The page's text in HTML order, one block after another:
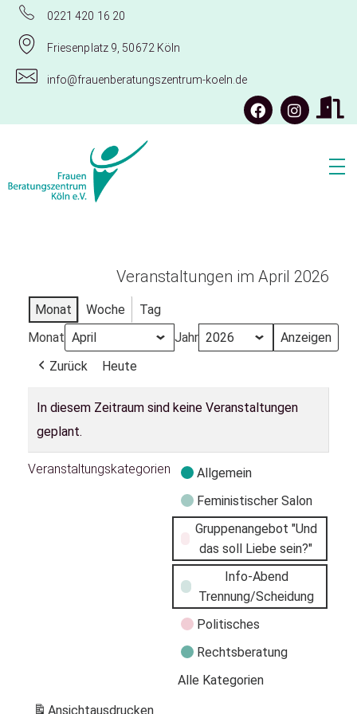
0221 420 16 20
Friesenplatz 9, 50672 Köln
info@frauenberatungszentrum-koeln.de
Veranstaltungen im April 2026
Monat Woche
Tag
Monat
Jahr
Zurück
Heute
In diesem Zeitraum sind keine Veranstaltungen
geplant.
Veranstaltungskategorien
Allgemein
Feministischer Salon
Gruppenangebot "Und
das soll Liebe sein?"
Info-Abend
Trennung/Scheidung
Politisches
Rechtsberatung
Alle Kategorien
Ansichtausdrucken